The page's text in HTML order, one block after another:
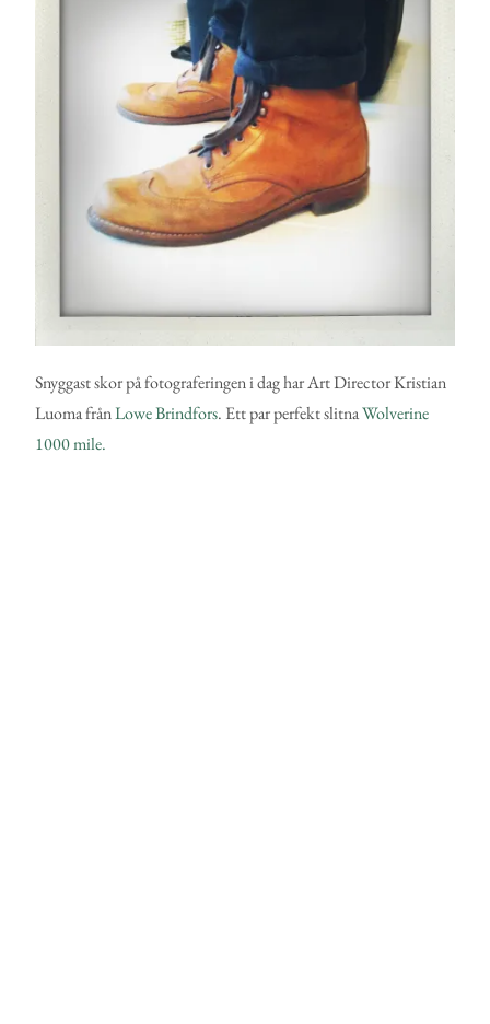
Snyggast skor på fotograferingen i dag har Art Director Kristian
Luoma frånLowe Brindfors. Ett par perfekt slitnaWolverine
1000 mile.